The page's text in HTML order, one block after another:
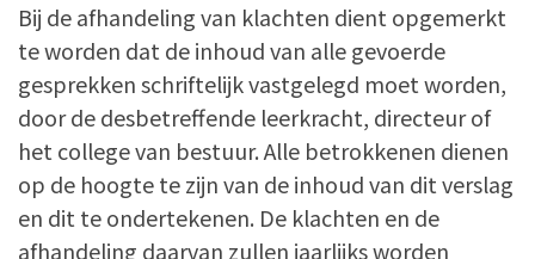
Bij de afhandeling van klachten dient opgemerkt
te worden dat de inhoud van alle gevoerde
gesprekken schriftelijk vastgelegd moet worden,
door de desbetreﬀende leerkracht, directeur of
het college van bestuur. Alle betrokkenen dienen
op de hoogte te zijn van de inhoud van dit verslag
en dit te ondertekenen. De klachten en de
afhandeling daarvan zullen jaarlijks worden